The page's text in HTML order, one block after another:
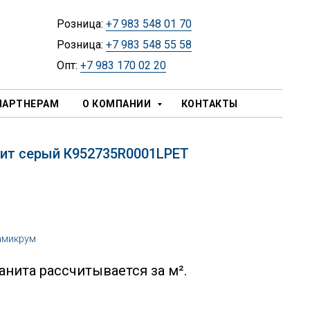
Розница: +7 983 548 01 70
Розница: +7 983 548 55 58
Опт: +7 983 170 02 20
О КОМПАНИИ КОНТАКТЫ
серый К952735R0001LPЕТ
рассчитывается за м².